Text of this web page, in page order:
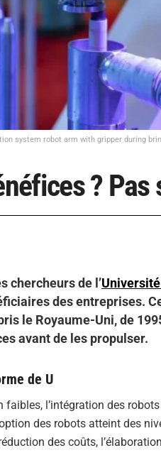
system robot arm with gripper during
? Pas
chercheurs de l’
des entreprises.
le Royaume-Uni, de
avant de les propulser.
de U
faibles, l’intégration des
des robots atteint des
des coûts,